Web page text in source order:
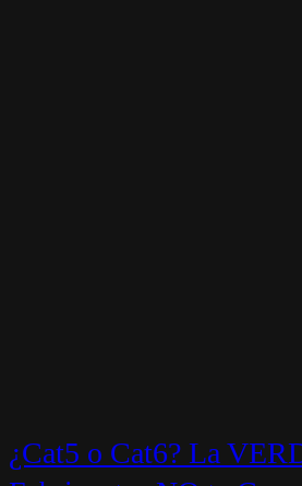
¿Cat5 o Cat6? La